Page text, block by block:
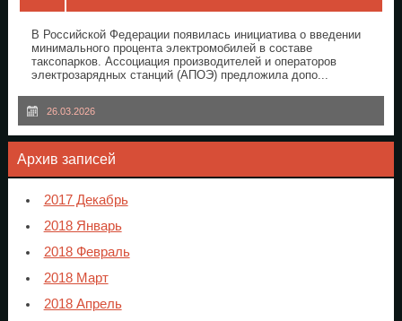
В Российской Федерации появилась инициатива о введении
минимального процента электромобилей в составе
таксопарков. Ассоциация производителей и операторов
электрозарядных станций (АПОЭ) предложила допо...
26.03.2026
Архив записей
2017 Декабрь
2018 Январь
2018 Февраль
2018 Март
2018 Апрель